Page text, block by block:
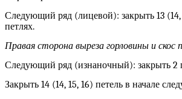
Следующий ряд (лицевой): закрыть 13 (14,
петлях.
Правая сторона выреза горловины и скос
Следующий ряд (изнаночный): закрыть 2
Закрыть 14 (14, 15, 16) петель в начале